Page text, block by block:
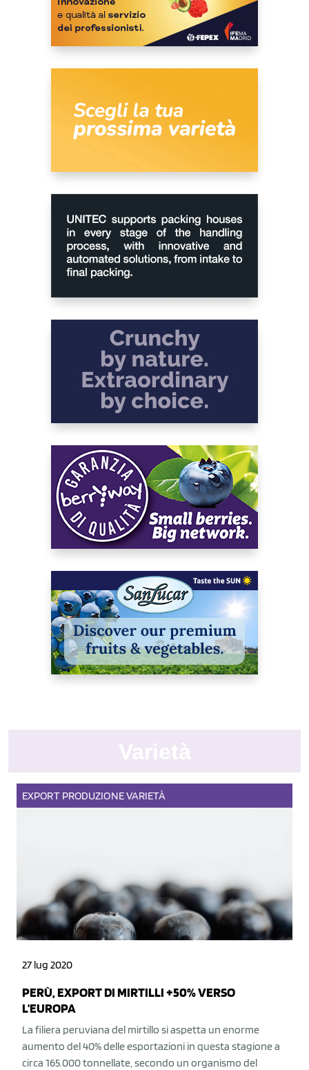
EXPORT PRODUZIONEVARIETÀ
27 lug 2020
PERÙ, EXPORT DI MIRTILLI +50% VERSO
L'EUROPA
La filiera peruviana del mirtillo si aspetta un enorme
aumento del 40% delle esportazioni in questa stagione a
circa 165.000 tonnellate, secondo un organismo del